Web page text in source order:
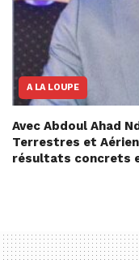
A LA LOUPE
Avec Abdoul Ahad
Terrestres et
résultats concrets